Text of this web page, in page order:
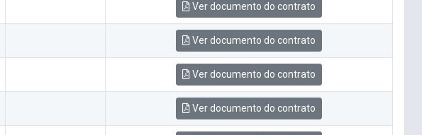
Ver documento do contrato
Ver documento do contrato
Ver documento do contrato
Ver documento do contrato